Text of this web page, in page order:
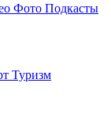
Фото Подкасты
Туризм